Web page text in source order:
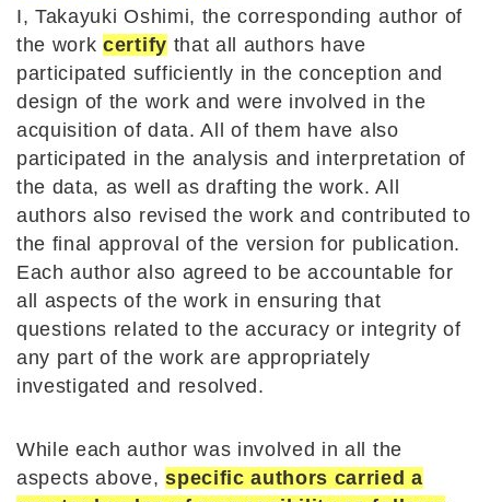
I, Takayuki Oshimi, the corresponding author of
the workcertify that all authors have
participated sufficiently in the conception and
design of the work and were involved in the
acquisition of data. All of them have also
participated in the analysis and interpretation of
the data, as well as drafting the work. All
authors also revised the work and contributed to
the final approval of the version for publication.
Each author also agreed to be accountable for
all aspects of the work in ensuring that
questions related to the accuracy or integrity of
any part of the work are appropriately
investigated and resolved.
While each author was involved in all the
aspects above,specific authors carried a